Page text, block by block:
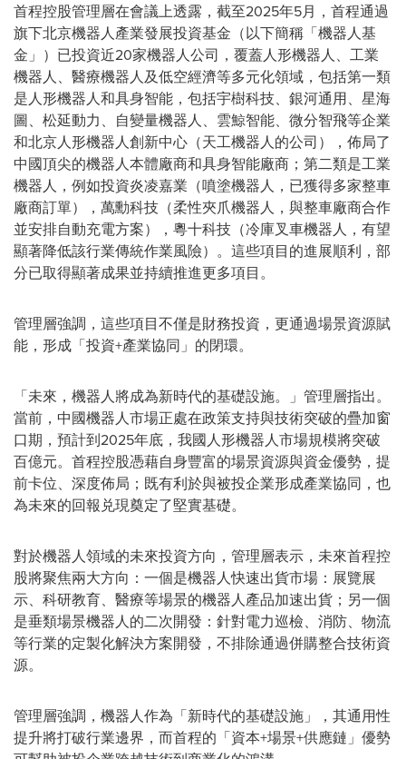
首程控股管理層在會議上透露，截至2025年5月，首程通過
旗下北京機器人產業發展投資基金（以下簡稱 「機器人基
金 」 ）已投資近20家機器人公司，覆蓋人形機器人、工業
機器人、醫療機器人及低空經濟等多元化領域，包括第一類
是人形機器人和具身智能，包括宇樹科技、銀河通用、星海
圖、松延動力、自變量機器人、雲鯨智能、微分智飛等企業
和北京人形機器人創新中心（天工機器人的公司），佈局了
中國頂尖的機器人本體廠商和具身智能廠商；第二類是工業
機器人，例如投資炎凌嘉業（噴塗機器人，已獲得多家整車
廠商訂單），萬勳科技（柔性夾爪機器人，與整車廠商合作
並安排自動充電方案），粵十科技（冷庫叉車機器人，有望
顯著降低該行業傳統作業風險）。這些項目的進展順利，部
分已取得顯著成果並持續推進更多項目。
管理層強調，這些項目不僅是財務投資，更通過場景資源賦
能，形成 「投資+產業協同 」 的閉環。
「未來，機器人將成為新時代的基礎設施。 」 管理層指出。
當前，中國機器人市場正處在政策支持與技術突破的疊加窗
口期，預計到2025年底，我國人形機器人市場規模將突破
百億元。首程控股憑藉自身豐富的場景資源與資金優勢，提
前卡位、深度佈局；既有利於與被投企業形成產業協同，也
為未來的回報兑現奠定了堅實基礎。
對於機器人領域的未來投資方向，管理層表示，未來首程控
股將聚焦兩大方向：一個是機器人快速出貨市場：展覽展
示、科研教育、醫療等場景的機器人產品加速出貨；另一個
是垂類場景機器人的二次開發：針對電力巡檢、消防、物流
等行業的定製化解決方案開發，不排除通過併購整合技術資
源。
管理層強調，機器人作為 「新時代的基礎設施 」
，其通用性
提升將打破行業邊界，而首程的 「資本+場景+供應鏈 」 優勢